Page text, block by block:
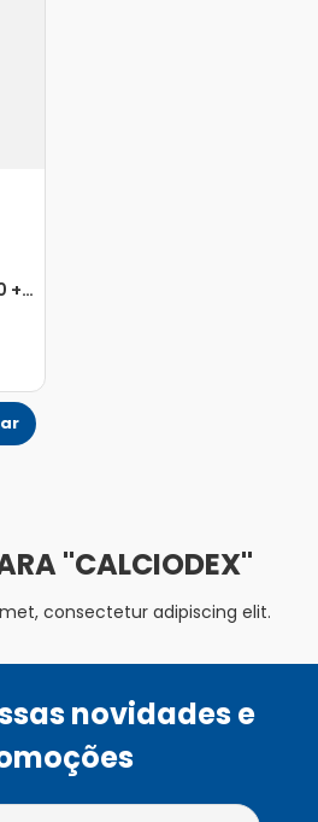
+
CALCIODEX
consectetur adipiscing elit.
novidades e